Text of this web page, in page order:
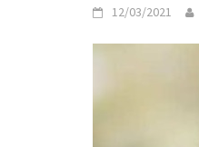
12/03/2021